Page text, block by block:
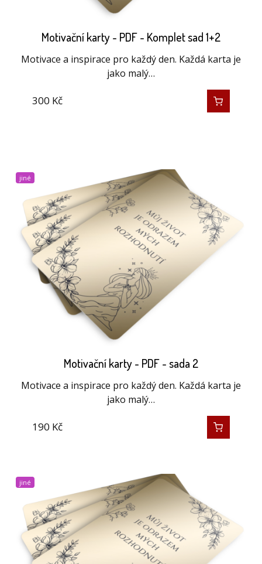
Motivační karty - PDF - Komplet sad 1+2
Motivace a inspirace pro každý den. Každá karta je
jako malý…
300 Kč
jiné
Motivační karty - PDF - sada 2
Motivace a inspirace pro každý den. Každá karta je
jako malý…
190 Kč
jiné